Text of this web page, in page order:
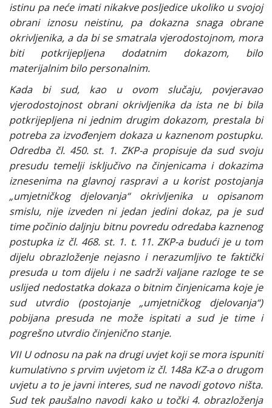
istinu pa neće imati nikakve posljedice ukoliko u svojoj
obrani iznosu neistinu, pa dokazna snaga obrane
okrivljenika, a da bi se smatrala vjerodostojnom, mora
biti potkrijepljena dodatnim dokazom, bilo
materijalnim bilo personalnim.
Kada bi sud, kao u ovom slučaju, povjeravao
vjerodostojnost obrani okrivljenika da ista ne bi bila
potkrijepljena ni jednim drugim dokazom, prestala bi
potreba za izvođenjem dokaza u kaznenom postupku.
Odredba čl. 450. st. 1. ZKP-a propisuje da sud svoju
presudu temelji isključivo na činjenicama i dokazima
iznesenima na glavnoj raspravi a u korist postojanja
„umjetničkog djelovanja“ okrivljenika u opisanom
smislu, nije izveden ni jedan jedini dokaz, pa je sud
time počinio daljnju bitnu povredu odredaba kaznenog
postupka iz čl. 468. st. 1. t. 11. ZKP-a budući je u tom
dijelu obrazloženje nejasno i nerazumljivo te faktički
presuda u tom dijelu i ne sadrži valjane razloge te se
uslijed nedostatka dokaza o bitnim činjenicama koje je
sud utvrdio (postojanje „umjetničkog djelovanja“)
pobijana presuda ne može ispitati a sud je time i
pogrešno utvrdio činjenično stanje.
VII U odnosu na pak na drugi uvjet koji se mora ispuniti
kumulativno s prvim uvjetom iz čl. 148a KZ-a o drugom
uvjetu a to je javni interes, sud ne navodi gotovo ništa.
Sud tek paušalno navodi kako u točki 4. obrazloženja